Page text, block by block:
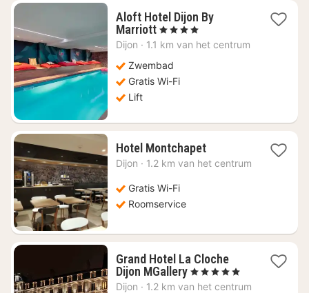
Aloft Hotel Dijon By
Marriott4
nachten
€
138,50
, 4 Sterren
Dijon · 1.1 km van het centrum
Zwembad
Gratis Wi-Fi
Lift
Hotel Montchapet4
nachten
Dijon · 1.2 km van het centrum
Gratis Wi-Fi
Roomservice
Grand Hotel La Cloche
Dijon MGallery4
nachten
, 5 Sterren
Dijon · 1.2 km van het centrum